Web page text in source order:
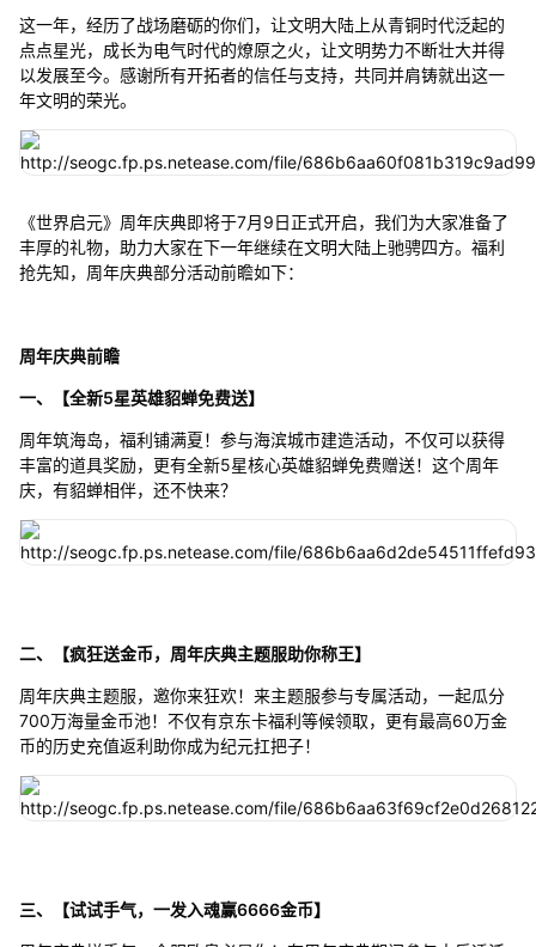
这一年，经历了战场磨砺的你们，让文明大陆上从青铜时代泛起的
点点星光，成长为电气时代的燎原之火，让文明势力不断壮大并得
以发展至今。感谢所有开拓者的信任与支持，共同并肩铸就出这一
年文明的荣光。
《世界启元》周年庆典即将于7月9日正式开启，我们为大家准备了
丰厚的礼物，助力大家在下一年继续在文明大陆上驰骋四方。福利
抢先知，周年庆典部分活动前瞻如下：
周年庆典前瞻
一、【全新5星英雄貂蝉免费送】
周年筑海岛，福利铺满夏！参与海滨城市建造活动，不仅可以获得
丰富的道具奖励，更有全新5星核心英雄貂蝉免费赠送！这个周年
庆，有貂蝉相伴，还不快来？
二、【疯狂送金币，周年庆典主题服助你称王】
周年庆典主题服，邀你来狂欢！来主题服参与专属活动，一起瓜分
700万海量金币池！不仅有京东卡福利等候领取，更有最高60万金
币的历史充值返利助你成为纪元扛把子！
三、【试试手气，一发入魂赢6666金币】